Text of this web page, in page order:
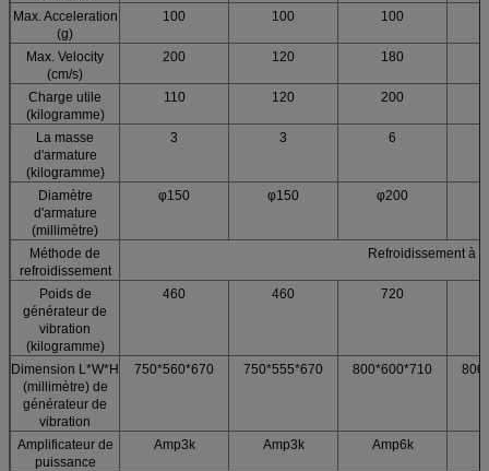
Max. Acceleration
(g)
100 100 100
Max. Velocity
(cm/s)
200 120 180
Charge utile
(kilogramme)
110 120 200
La masse
d'armature
(kilogramme)
3 3 6
Diamètre
d'armature
(millimètre)
φ150 φ150 φ200
Méthode de
refroidissement
Refroidissement à
Poids de
générateur de
vibration
(kilogramme)
460 460 720
Dimension L*W*H
(millimètre) de
générateur de
vibration
750*560*670 750*555*670 800*600*710
Amplificateur de
puissance
Amp3k Amp3k Amp6k